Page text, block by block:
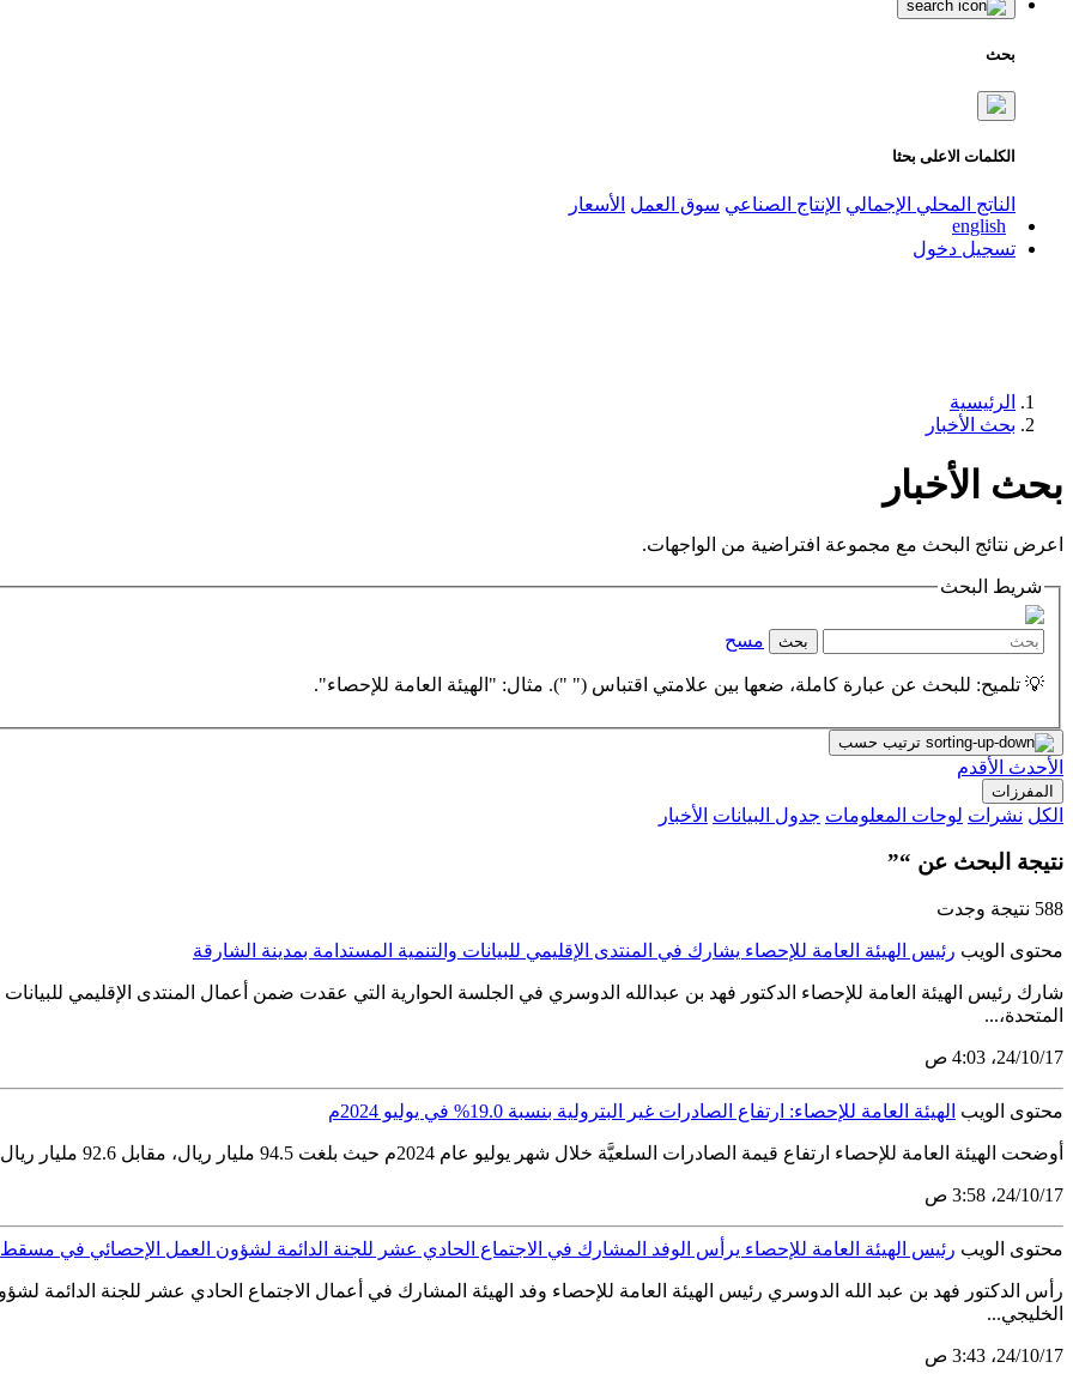
بحث
الكلمات الاعلى بحثا
الناتج المحلي الإجمالي الإنتاج الصناعي سوق العمل الأسعار
english
تسجيل دخول
الرئيسية
بحث الأخبار
بحث الأخبار
اعرض نتائج البحث مع مجموعة افتراضية من الواجهات.
شريط البحث
بحث مسح
💡 تلميح: للبحث عن عبارة كاملة، ضعها بين علامتي اقتباس (" "). مثال: "الهيئة العامة للإحصاء".
ترتيب حسب
الأحدث الأقدم
المفرزات
الكل نشرات لوحات المعلومات جدول البيانات الأخبار
نتيجة البحث عن “”
588 نتيجة وجدت
محتوى الويب رئيس الهيئة العامة للإحصاء يشارك في المنتدى الإقليمي للبيانات والتنمية المستدامة بمدينة الشارقة
شارك رئيس الهيئة العامة للإحصاء الدكتور فهد بن عبدالله الدوسري في الجلسة الحوارية التي عقدت ضمن أعمال المنتدى الإقليمي للبيانات
المتحدة،...
17‏/10‏/24، 4:03 ص
محتوى الويب الهيئة العامة للإحصاء: ارتفاع الصادرات غير البترولية بنسبة 19.0% في يوليو 2024م
أوضحت الهيئة العامة للإحصاء ارتفاع قيمة الصادرات السلعيَّة خلال شهر يوليو عام 2024م حيث بلغت 94.5 مليار ريال، مقابل 92.6 مليار ريال خلال شهر يوليو عام 2023م، وذلك بارتفاع مقداره 1.9 مليار ريال،...
17‏/10‏/24، 3:58 ص
محتوى الويب رئيس الهيئة العامة للإحصاء يرأس الوفد المشارك في الاجتماع الحادي عشر للجنة الدائمة لشؤون العمل الإحصائي في مسقط
رأس الدكتور فهد بن عبد الله الدوسري رئيس الهيئة العامة للإحصاء وفد الهيئة المشارك في أعمال الاجتماع الحادي عشر للجنة الدائمة
الخليجي...
17‏/10‏/24، 3:43 ص